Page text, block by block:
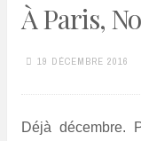
À Paris,
19 DÉCEMBRE 2016
Déjà décembre.